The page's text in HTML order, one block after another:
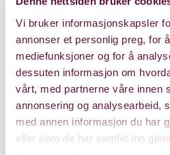
Vi bruker informasjonskapsler
annonser et personlig preg, for
mediefunksjoner og for å
dessuten informasjon om
vårt, med partnerne våre innen
annonsering og analysearbeid,
med annen informasjon du har
eller som de har samlet inn
Fødselsdato (søker 3)
Adresse (søker 1)